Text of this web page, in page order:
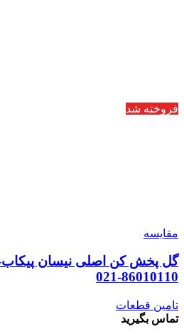
فروخته شد
مقایسه
گل پخش کن اصلی نیسان
86010110-021
تامین قطعات
تماس بگیرید